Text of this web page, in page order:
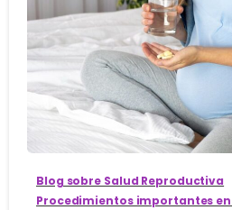
Blog sobre Salud Reproductiva
Procedimientos importantes